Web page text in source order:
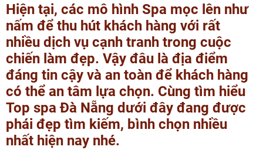
Hiện tại, các mô hình Spa mọc lên như
nấm để thu hút khách hàng với rất
nhiều dịch vụ cạnh tranh trong cuộc
chiến làm đẹp. Vậy đâu là địa điểm
đáng tin cậy và an toàn để khách hàng
có thể an tâm lựa chọn. Cùng tìm hiểu
Top spa Đà Nẵng dưới đây đang được
phái đẹp tìm kiếm, bình chọn nhiều
nhất hiện nay nhé.